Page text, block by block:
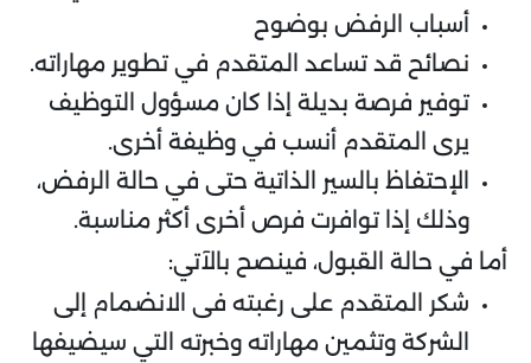
أسباب الرفض بوضوح
نصائح قد تساعد المتقدم في تطوير مهاراته.
توفير فرصة بديلة إذا كان مسؤول التوظيف
يرى المتقدم أنسب في وظيفة أخرى.
الإحتفاظ بالسير الذاتية حتى في حالة الرفض،
وذلك إذا توافرت فرص أخرى أكثر مناسبة.
أما في حالة القبول، فينصح بالآتي:
شكر المتقدم على رغبته فى الانضمام إلى
الشركة وتثمين مهاراته وخبرته التي سيضيفها